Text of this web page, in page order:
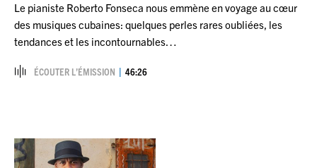
Le pianiste Roberto Fonseca nous emmène en voyage au cœur
des musiques cubaines: quelques perles rares oubliées, les
tendances et les incontournables…
ÉCOUTER L’ÉMISSION 46:26